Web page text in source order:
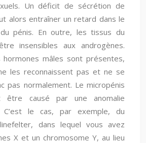
Un déficit de sécrétion de
alors entraîner un retard dans le
pénis. En outre, les tissus du
insensibles aux androgènes.
hormones mâles sont présentes,
les reconnaissent pas et ne se
pas normalement. Le micropénis
être causé par une anomalie
C’est le cas, par exemple, du
dans lequel vous avez
X et un chromosome Y, au lieu